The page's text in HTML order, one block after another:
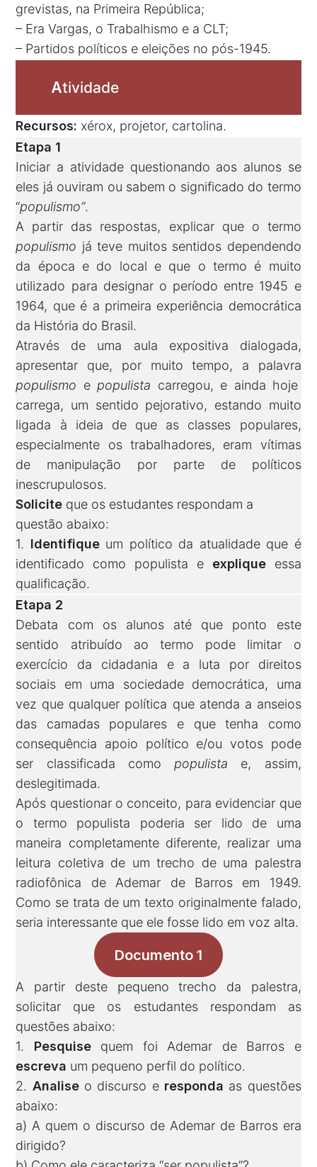
grevistas, na Primeira República;
– Era Vargas, o Trabalhismo e a CLT;
– Partidos políticos e eleições no pós-1945.
Atividade
Recursos: xérox, projetor, cartolina.
Etapa 1
Iniciar a atividade questionando aos alunos se
eles já ouviram ou sabem o significado do termo
“populismo”.
A partir das respostas, explicar que o termo
populismo já teve muitos sentidos dependendo
da época e do local e que o termo é muito
utilizado para designar o período entre 1945 e
1964, que é a primeira experiência democrática
da História do Brasil.
Através de uma aula expositiva dialogada,
apresentar
que, por muito tempo, a palavra
populismo epopulista carregou, e ainda hoje
carrega, um sentido pejorativo, estando muito
ligada à ideia de que as classes populares,
especialmente os trabalhadores, eram vítimas
de manipulação por parte de políticos
inescrupulosos.
Solicite que os estudantes respondam a
questão abaixo:
1. Identifique um político da atualidade que é
identificado como populista e explique essa
qualificação.
Etapa 2
Debata com os alunos até que ponto este
sentido atribuído ao termo pode limitar o
exercício da cidadania e a luta por direitos
sociais em uma sociedade democrática, uma
vez que qualquer política que atenda a anseios
das camadas populares e que tenha como
consequência apoio político e/ou votos pode
ser classificada comopopulista e, assim,
deslegitimada.
Após questionar o conceito, para evidenciar que
o termo populista poderia ser lido de uma
maneira completamente diferente, realizar uma
leitura coletiva de um trecho de uma palestra
radiofônica de Ademar de Barros em 1949.
Como se trata de um texto originalmente falado,
seria interessante que ele fosse lido em voz alta.
Documento 1
A partir deste pequeno trecho da palestra,
solicitar que os estudantes respondam as
questões abaixo:
1. Pesquise quem foi Ademar de Barros e
escreva um pequeno perfil do político.
2. Analise o discurso e responda as questões
abaixo:
a) A quem o discurso de Ademar de Barros era
dirigido?